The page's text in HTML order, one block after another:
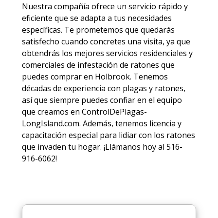
Nuestra compañía ofrece un servicio rápido y
eficiente que se adapta a tus necesidades
específicas. Te prometemos que quedarás
satisfecho cuando concretes una visita, ya que
obtendrás los mejores servicios residenciales y
comerciales de infestación de ratones que
puedes comprar en Holbrook. Tenemos
décadas de experiencia con plagas y ratones,
así que siempre puedes confiar en el equipo
que creamos en ControlDePlagas-
LongIsland.com. Además, tenemos licencia y
capacitación especial para lidiar con los ratones
que invaden tu hogar. ¡Llámanos hoy al 516-
916-6062!